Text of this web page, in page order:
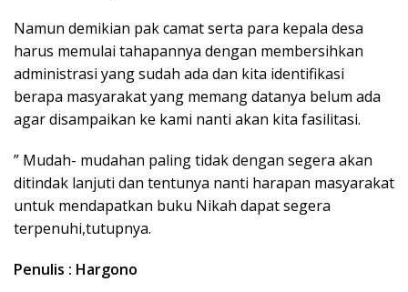
Namun demikian pak camat serta para kepala desa
harus memulai tahapannya dengan membersihkan
administrasi yang sudah ada dan kita identifikasi
berapa masyarakat yang memang datanya belum ada
agar disampaikan ke kami nanti akan kita fasilitasi.
” Mudah- mudahan paling tidak dengan segera akan
ditindak lanjuti dan tentunya nanti harapan masyarakat
untuk mendapatkan buku Nikah dapat segera
terpenuhi,tutupnya.
Penulis : Hargono